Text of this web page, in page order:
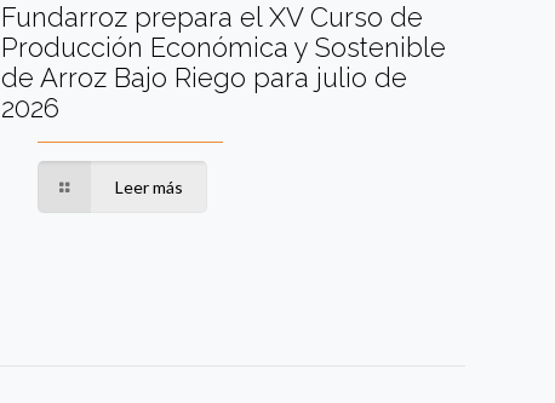
Fundarroz prepara el XV Curso de
Producción Económica y Sostenible
de Arroz Bajo Riego para julio de
2026
Leer más